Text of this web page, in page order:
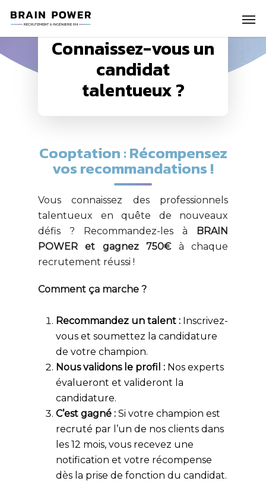
Connaissez-vous un
candidat
talentueux ?
Cooptation : Récompensez
vos recommandations !
Vous connaissez des professionnels
talentueux en quête de nouveaux
défis ? Recommandez-les à BRAIN
POWER et gagnez 750€à chaque
recrutement réussi !
Comment ça marche ?
Recommandez un talent : Inscrivez-
vous et soumettez la candidature
de votre champion.
Nous validons le profil : Nos experts
évalueront et valideront la
candidature.
C’est gagné : Si votre champion est
recruté par l’un de nos clients dans
les 12 mois, vous recevez une
notification et votre récompense
dès la prise de fonction du candidat.